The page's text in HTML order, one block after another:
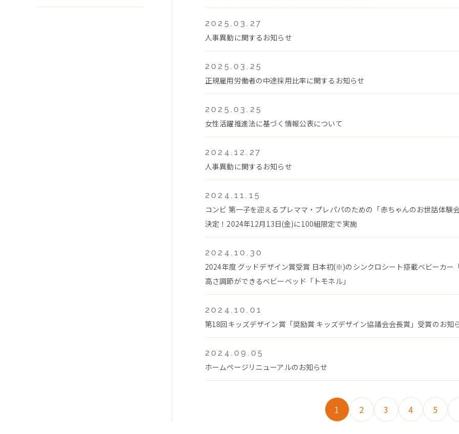
2025.03.27
人事異動に関するお知らせ
2025.03.25
正規雇用労働者の中途採用比率に関するお知らせ
2025.03.25
女性活躍推進法に基づく情報公表について
2024.12.27
人事異動に関するお知らせ
2024.11.15
コンビ 第一子を迎えるプレママ・プレパパのための「赤ちゃんのお世話体験
決定！2024年12月13日(金)に100組限定で実施
2024.10.30
2024年度 グッドデザイン賞受賞 日本初(※)のシンクロシート搭載ベビーカー
高さ調節ができるベビーベッド「トモネル」
2024.10.01
第18回キッズデザイン賞「奨励賞 キッズデザイン協議会会長賞」受賞のお知
2024.09.05
ホームページリニューアルのお知らせ
1 2 3 4 5